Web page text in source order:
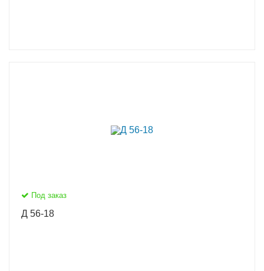
Под заказ
Д 56-18